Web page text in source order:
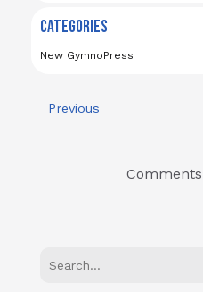
CATEGORIES
New GymnoPress
Previous